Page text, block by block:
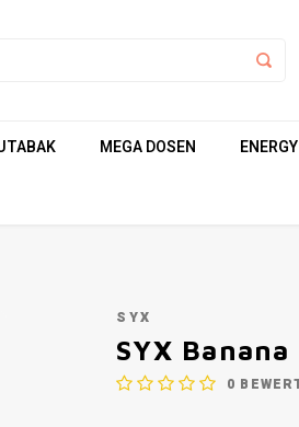
MEGA DOSEN ENERGY
SYX
SYX
0